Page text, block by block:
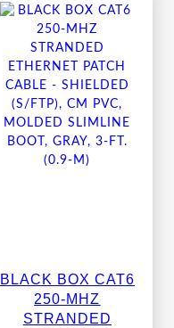
BLACK BOX CAT6
250-MHZ
STRANDED